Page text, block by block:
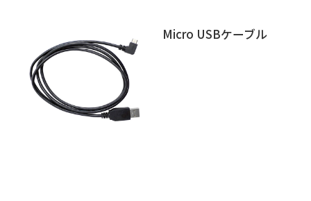
Micro USBケーブル